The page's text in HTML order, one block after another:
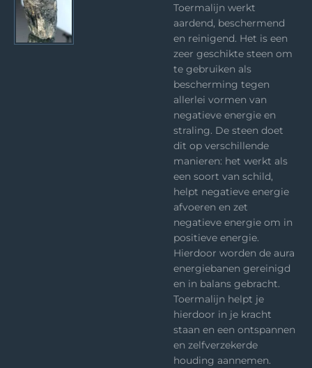
Toermalijn werkt
aardend, beschermend
en reinigend. Het is een
zeer geschikte steen om
te gebruiken als
bescherming tegen
allerlei vormen van
negatieve energie en
straling. De steen doet
dit op verschillende
manieren: het werkt als
een soort van schild,
helpt negatieve energie
afvoeren en zet
negatieve energie om in
positieve energie.
Hierdoor worden de aura
energiebanen gereinigd
en in balans gebracht.
Toermalijn helpt je
hierdoor in je kracht
staan en een ontspannen
en zelfverzekerde
houding aannemen.